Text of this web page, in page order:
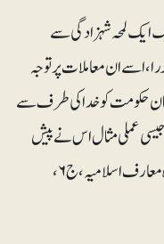
ایک لمحہ شہزادگی سے
ان معاملات پر توجہ
حکومت کو خدا کی طرف سے
جیسی عملی مثال اس نے پیش
کی، اس کی نظیریں بہت کم ملیں گی۔(اُردو دائرہ معارف اسلامیہ، ج۶ ،